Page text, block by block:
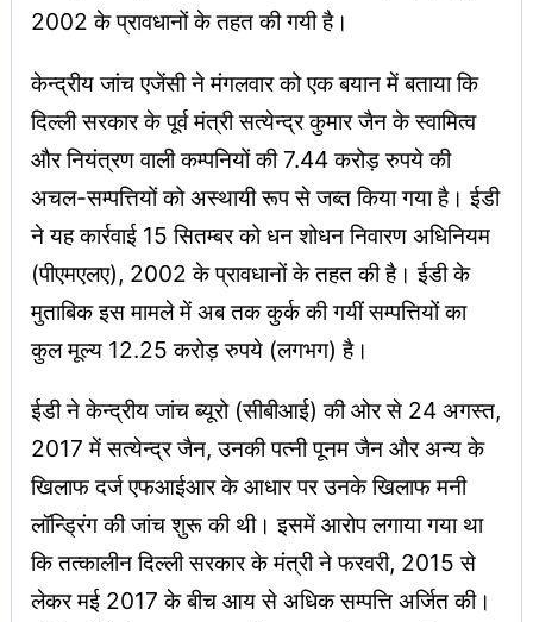
2002 के प्रावधानों के तहत की गयी है।
केन्द्रीय जांच एजेंसी ने मंगलवार को एक बयान में बताया कि
दिल्ली सरकार के पूर्व मंत्री सत्येन्द्र कुमार जैन के स्वामित्व
और नियंत्रण वाली कम्पनियों की 7.44 करोड़ रुपये की
अचल-सम्पत्तियों को अस्थायी रूप से जब्त किया गया है। ईडी
ने यह कार्रवाई 15 सितम्बर को धन शोधन निवारण अधिनियम
(पीएमएलए), 2002 के प्रावधानों के तहत की है। ईडी के
मुताबिक इस मामले में अब तक कुर्क की गयीं सम्पत्तियों का
कुल मूल्य 12.25 करोड़ रुपये (लगभग) है।
ईडी ने केन्द्रीय जांच ब्यूरो (सीबीआई) की ओर से 24 अगस्त,
2017 में सत्येन्द्र जैन, उनकी पत्नी पूनम जैन और अन्य के
खिलाफ दर्ज एफआईआर के आधार पर उनके खिलाफ मनी
लॉन्ड्रिंग की जांच शुरू की थी। इसमें आरोप लगाया गया था
कि तत्कालीन दिल्ली सरकार के मंत्री ने फरवरी, 2015 से
लेकर मई 2017 के बीच आय से अधिक सम्पत्ति अर्जित की।